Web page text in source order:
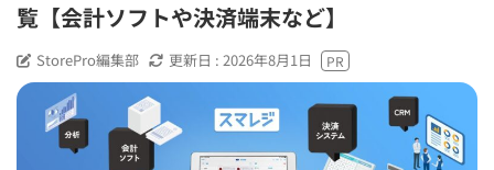
覧【会計ソフトや決済端末など】
StorePro編集部 更新日 : 2026年8月1日